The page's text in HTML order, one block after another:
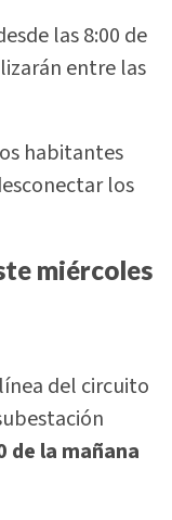
las 8:00 de
entre las
habitantes
los
miércoles
del circuito
de la mañana